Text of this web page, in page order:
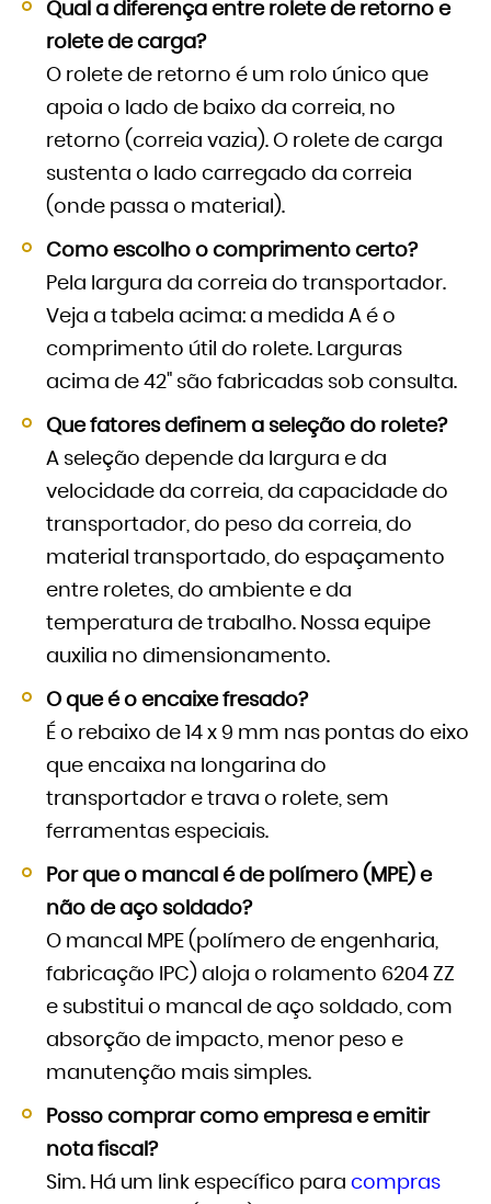
Qual a diferença entre rolete de retorno e
rolete de carga?
O rolete de retorno é um rolo único que
apoia o lado de baixo da correia, no
retorno (correia vazia). O rolete de carga
sustenta o lado carregado da correia
(onde passa o material).
Como escolho o comprimento certo?
Pela largura da correia do transportador.
Veja a tabela acima: a medida A é o
comprimento útil do rolete. Larguras
acima de 42" são fabricadas sob consulta.
Que fatores definem a seleção do rolete?
A seleção depende da largura e da
velocidade da correia, da capacidade do
transportador, do peso da correia, do
material transportado, do espaçamento
entre roletes, do ambiente e da
temperatura de trabalho. Nossa equipe
auxilia no dimensionamento.
O que é o encaixe fresado?
É o rebaixo de 14 x 9 mm nas pontas do eixo
que encaixa na longarina do
transportador e trava o rolete, sem
ferramentas especiais.
Por que o mancal é de polímero (MPE) e
não de aço soldado?
O mancal MPE (polímero de engenharia,
fabricação IPC) aloja o rolamento 6204 ZZ
e substitui o mancal de aço soldado, com
absorção de impacto, menor peso e
manutenção mais simples.
Posso comprar como empresa e emitir
nota fiscal?
Sim. Há um link específico para compras